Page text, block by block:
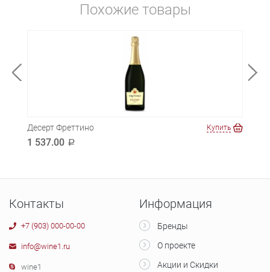
Похожие товары
Десерт Фреттино
1 537.00 a
Купить
Контакты
+7 (903) 000-00-00
info@wine1.ru
wine1
Информация
Бренды
О проекте
Акции и Скидки